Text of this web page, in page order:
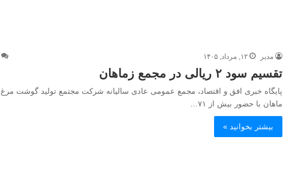
مدیر ۱۲, مرداد, ۱۴۰۵
تقسیم سود ۲ ریالی در مجمع زماهان
پایگاه خبری افق و اقتصاد، مجمع عمومی عادی سالیانه شرکت مجتمع تولید گوشت مرغ
ماهان با حضور بیش از ۷۱…
بیشتر بخوانید »